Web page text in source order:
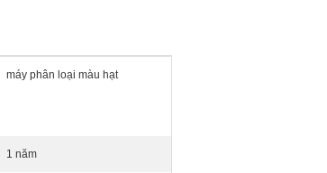
máy phân loại màu hạt
1 năm